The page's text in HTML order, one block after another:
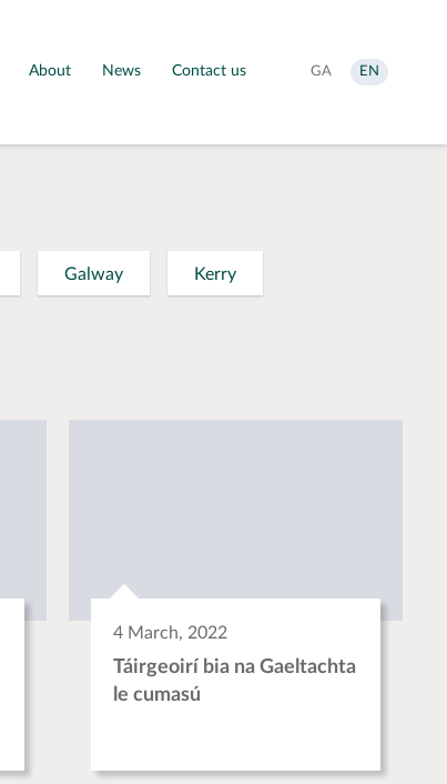
About News Contact us
Aistrigh
GA
Change
language
EN
Galway Kerry
4 March, 2022
Táirgeoirí bia na Gaeltachta
le cumasú